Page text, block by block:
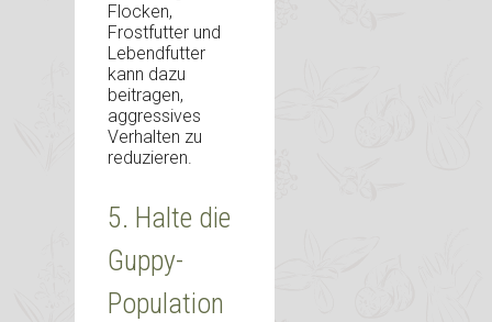
Flocken,
Frostfutter und
Lebendfutter
kann dazu
beitragen,
aggressives
Verhalten zu
reduzieren.
5. Halte die
Guppy-
Population